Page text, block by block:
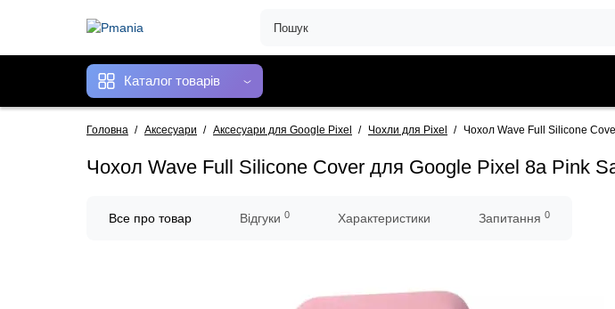
Каталог товарів
Головна Аксесуари Аксесуари для Google Pixel Чохли для Pixel Чохол Wave Full Silicone
Чохол Wave Full Silicone Cover для Google Pixel 8a Pink
Все про товар Відгуки 0 Характеристики Запитання 0